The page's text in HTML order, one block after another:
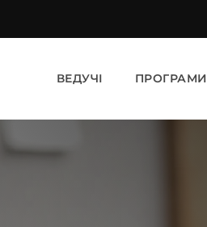
ВЕДУЧІ ПРОГРАМИ